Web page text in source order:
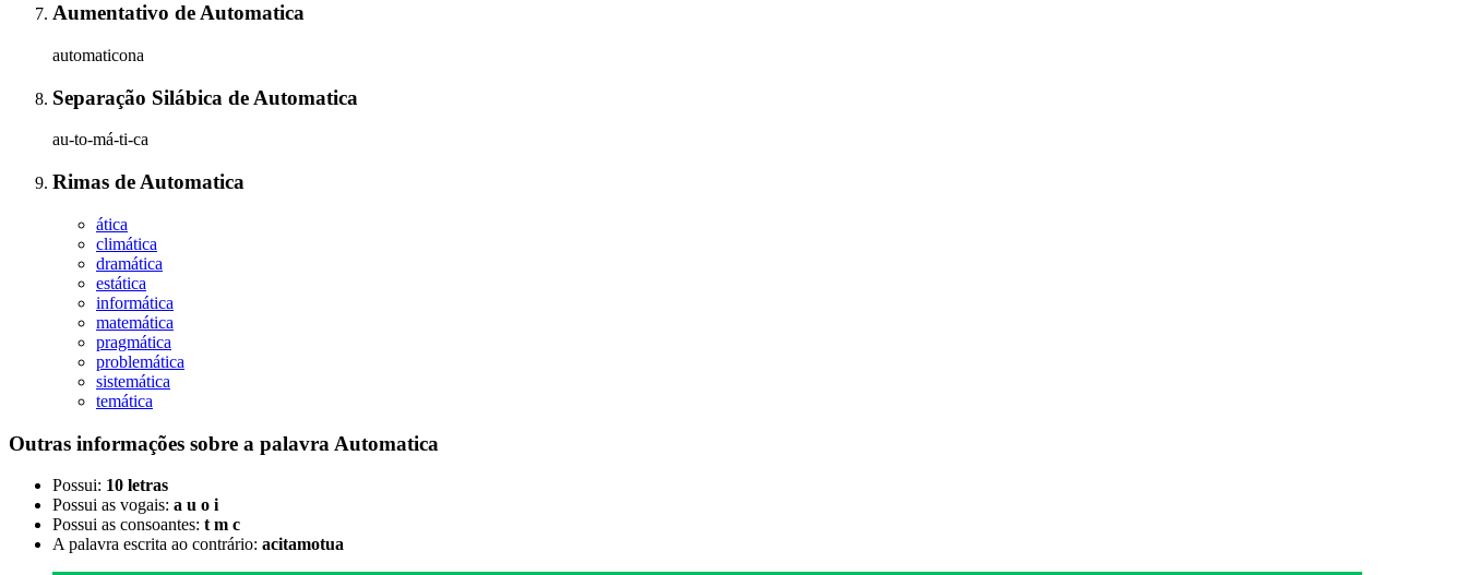
Aumentativo deAutomatica
automaticona
Separação Silábica de Automatica
au-to-má-ti-ca
Rimas de Automatica
ática
climática
dramática
estática
informática
matemática
pragmática
problemática
sistemática
temática
Outras informações sobre a palavra Automatica
Possui: 10 letras
Possui as vogais: a u o i
Possui as consoantes: t m c
A palavra escrita ao contrário: acitamotua